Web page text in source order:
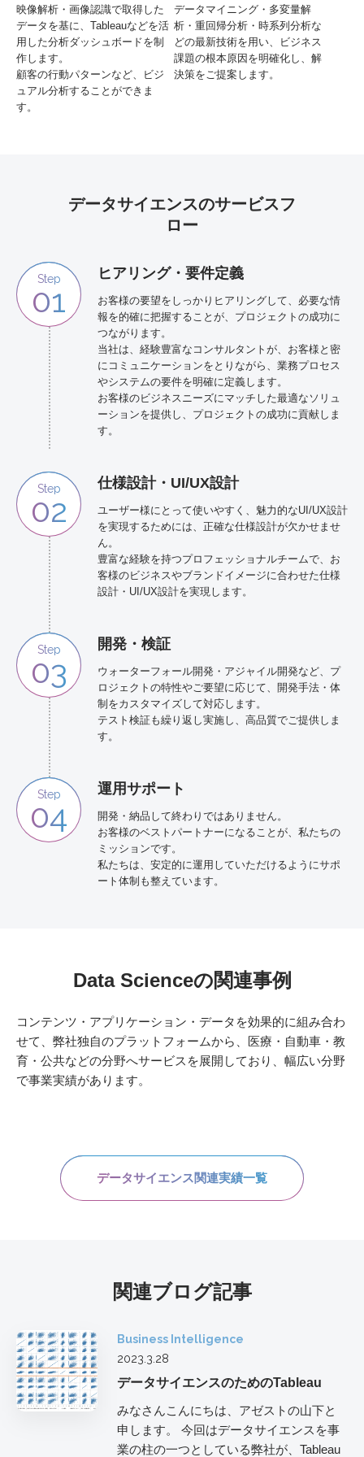
映像解析・画像認識で取得した
データを基に、Tableauなどを活
用した分析ダッシュボードを制
作します。
顧客の行動パターンなど、ビジ
ュアル分析することができま
す。
データマイニング・多変量解
析・重回帰分析・時系列分析な
どの最新技術を用い、ビジネス
課題の根本原因を明確化し、解
決策をご提案します。
データサイエンスのサービスフ
ロー
Step
01
ヒアリング・要件定義
お客様の要望をしっかりヒアリングして、必要な情
報を的確に把握することが、プロジェクトの成功に
つながります。
当社は、経験豊富なコンサルタントが、お客様と密
にコミュニケーションをとりながら、業務プロセス
やシステムの要件を明確に定義します。
お客様のビジネスニーズにマッチした最適なソリュ
ーションを提供し、プロジェクトの成功に貢献しま
す。
Step
02
仕様設計・UI/UX設計
ユーザー様にとって使いやすく、魅力的なUI/UX設計
を実現するためには、正確な仕様設計が欠かせませ
ん。
豊富な経験を持つプロフェッショナルチームで、お
客様のビジネスやブランドイメージに合わせた仕様
設計・UI/UX設計を実現します。
Step
03
開発・検証
ウォーターフォール開発・アジャイル開発など、プ
ロジェクトの特性やご要望に応じて、開発手法・体
制をカスタマイズして対応します。
テスト検証も繰り返し実施し、高品質でご提供しま
す。
Step
04
運用サポート
開発・納品して終わりではありません。
お客様のベストパートナーになることが、私たちの
ミッションです。
私たちは、安定的に運用していただけるようにサポ
ート体制も整えています。
Data Scienceの関連事例
コンテンツ・アプリケーション・データを効果的に組み合わ
せて、弊社独自のプラットフォームから、医療・自動車・教
育・公共などの分野へサービスを展開しており、幅広い分野
で事業実績があります。
データサイエンス関連実績一覧
関連ブログ記事
Business Intelligence
2023.3.28
データサイエンスのためのTableau
みなさんこんにちは、アゼストの山下と
申します。 今回はデータサイエンスを事
業の柱の一つとしている弊社が、Tableau